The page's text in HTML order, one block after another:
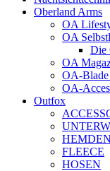
Oberland Arms
OA
OA
Die
OA
OA-Blade
OA-
Outfox
HEMDEN
FLEECE
HOSEN